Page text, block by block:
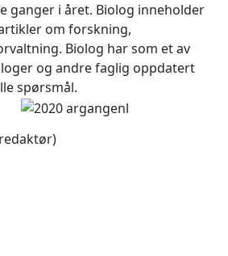
ganger i året. Biolog inneholder
om forskning,
Biolog har som et av
og andre faglig oppdatert
spørsmål.